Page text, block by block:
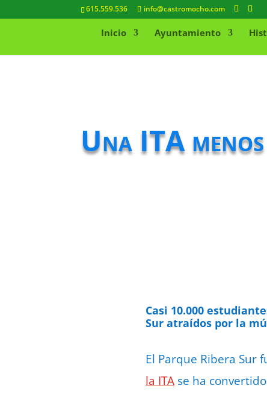
615.559.536 info@castromocho.com
Inicio Ayuntamiento
Una ITA
Casi 10.000
Sur atraídos por la
El Parque Ribera Sur
la ITA se ha